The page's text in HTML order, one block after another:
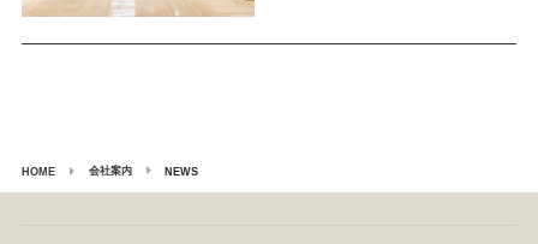
HOME 会社案内 NEWS